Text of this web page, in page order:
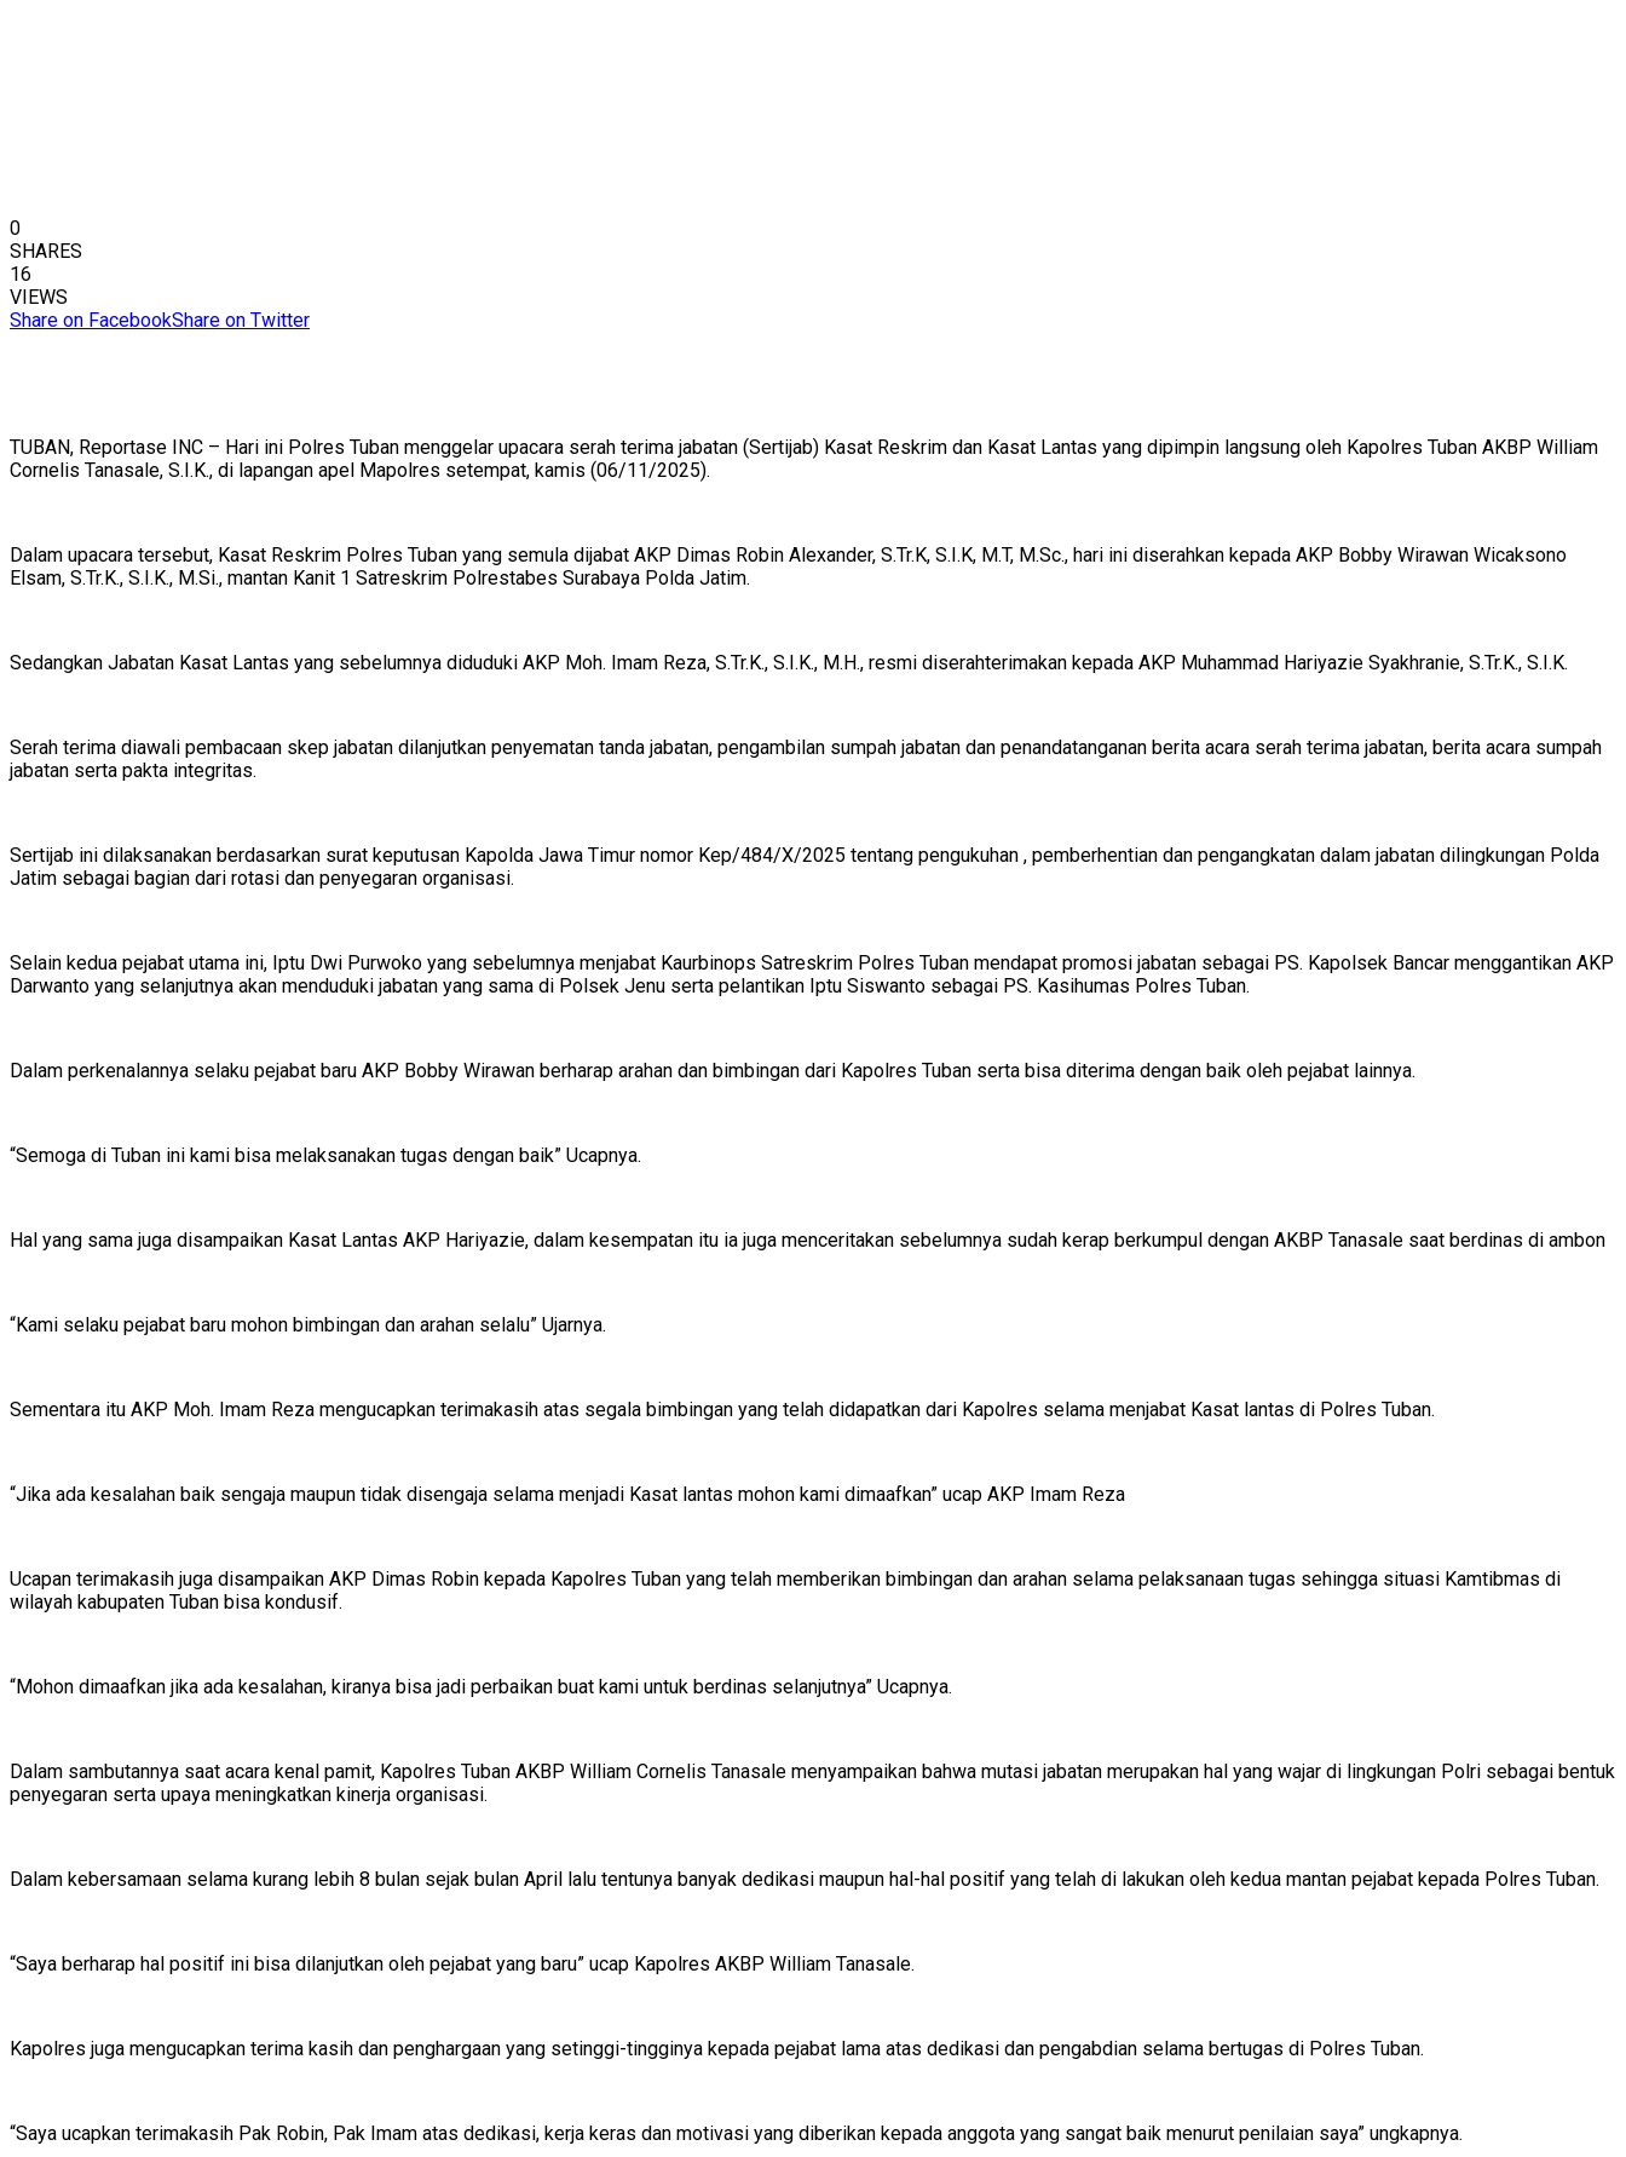
0
SHARES
16
VIEWS
Share on FacebookShare on Twitter
TUBAN, Reportase INC – Hari ini Polres Tuban menggelar upacara serah terima jabatan (Sertijab) Kasat Reskrim dan Kasat Lantas yang dipimpin langsung oleh Kapolres Tuban AKBP William
Cornelis Tanasale, S.I.K., di lapangan apel Mapolres setempat, kamis (06/11/2025).
Dalam upacara tersebut, Kasat Reskrim Polres Tuban yang semula dijabat AKP Dimas Robin Alexander, S.Tr.K, S.I.K, M.T, M.Sc., hari ini diserahkan kepada AKP Bobby Wirawan Wicaksono
Elsam, S.Tr.K., S.I.K., M.Si., mantan Kanit 1 Satreskrim Polrestabes Surabaya Polda Jatim.
Sedangkan Jabatan Kasat Lantas yang sebelumnya diduduki AKP Moh. Imam Reza, S.Tr.K., S.I.K., M.H., resmi diserahterimakan kepada AKP Muhammad Hariyazie Syakhranie, S.Tr.K., S.I.K.
Serah terima diawali pembacaan skep jabatan dilanjutkan penyematan tanda jabatan, pengambilan sumpah jabatan dan penandatanganan berita acara serah terima jabatan, berita acara sumpah
jabatan serta pakta integritas.
Sertijab ini dilaksanakan berdasarkan surat keputusan Kapolda Jawa Timur nomor Kep/484/X/2025 tentang pengukuhan , pemberhentian dan pengangkatan dalam jabatan dilingkungan Polda
Jatim sebagai bagian dari rotasi dan penyegaran organisasi.
Selain kedua pejabat utama ini, Iptu Dwi Purwoko yang sebelumnya menjabat Kaurbinops Satreskrim Polres Tuban mendapat promosi jabatan sebagai PS. Kapolsek Bancar menggantikan AKP
Darwanto yang selanjutnya akan menduduki jabatan yang sama di Polsek Jenu serta pelantikan Iptu Siswanto sebagai PS. Kasihumas Polres Tuban.
Dalam perkenalannya selaku pejabat baru AKP Bobby Wirawan berharap arahan dan bimbingan dari Kapolres Tuban serta bisa diterima dengan baik oleh pejabat lainnya.
“Semoga di Tuban ini kami bisa melaksanakan tugas dengan baik” Ucapnya.
Hal yang sama juga disampaikan Kasat Lantas AKP Hariyazie, dalam kesempatan itu ia juga menceritakan sebelumnya sudah kerap berkumpul dengan AKBP Tanasale saat berdinas di ambon
“Kami selaku pejabat baru mohon bimbingan dan arahan selalu” Ujarnya.
Sementara itu AKP Moh. Imam Reza mengucapkan terimakasih atas segala bimbingan yang telah didapatkan dari Kapolres selama menjabat Kasat lantas di Polres Tuban.
“Jika ada kesalahan baik sengaja maupun tidak disengaja selama menjadi Kasat lantas mohon kami dimaafkan” ucap AKP Imam Reza
Ucapan terimakasih juga disampaikan AKP Dimas Robin kepada Kapolres Tuban yang telah memberikan bimbingan dan arahan selama pelaksanaan tugas sehingga situasi Kamtibmas di
wilayah kabupaten Tuban bisa kondusif.
“Mohon dimaafkan jika ada kesalahan, kiranya bisa jadi perbaikan buat kami untuk berdinas selanjutnya” Ucapnya.
Dalam sambutannya saat acara kenal pamit, Kapolres Tuban AKBP William Cornelis Tanasale menyampaikan bahwa mutasi jabatan merupakan hal yang wajar di lingkungan Polri sebagai bentuk
penyegaran serta upaya meningkatkan kinerja organisasi.
Dalam kebersamaan selama kurang lebih 8 bulan sejak bulan April lalu tentunya banyak dedikasi maupun hal-hal positif yang telah di lakukan oleh kedua mantan pejabat kepada Polres Tuban.
“Saya berharap hal positif ini bisa dilanjutkan oleh pejabat yang baru” ucap Kapolres AKBP William Tanasale.
Kapolres juga mengucapkan terima kasih dan penghargaan yang setinggi-tingginya kepada pejabat lama atas dedikasi dan pengabdian selama bertugas di Polres Tuban.
“Saya ucapkan terimakasih Pak Robin, Pak Imam atas dedikasi, kerja keras dan motivasi yang diberikan kepada anggota yang sangat baik menurut penilaian saya” ungkapnya.